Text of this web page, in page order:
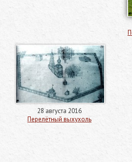
28 августа 2016
Перелётный выхухоль